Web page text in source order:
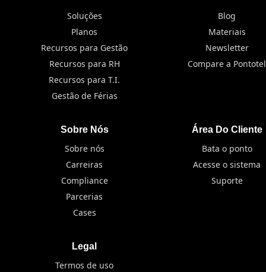
Soluções
Planos
Recursos para Gestão
Recursos para RH
Recursos para T.I.
Gestão de Férias
Blog
Materiais
Newsletter
Compare a Pontotel
Sobre Nós
Sobre nós
Carreiras
Compliance
Parcerias
Cases
Área Do Cliente
Bata o ponto
Acesse o sistema
Suporte
Legal
Termos de uso